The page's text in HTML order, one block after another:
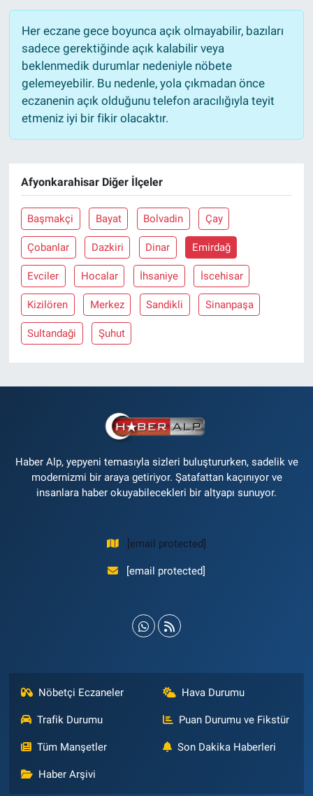
Her eczane gece boyunca açık olmayabilir, bazıları
sadece gerektiğinde açık kalabilir veya
beklenmedik durumlar nedeniyle nöbete
gelemeyebilir. Bu nedenle, yola çıkmadan önce
eczanenin açık olduğunu telefon aracılığıyla teyit
etmeniz iyi bir fikir olacaktır.
Afyonkarahisar Diğer İlçeler
Başmakçi Bayat Bolvadin Çay
Çobanlar Dazkiri Dinar Emirdağ
Evciler Hocalar İhsaniye İscehisar
Kizilören Merkez Sandikli Sinanpaşa
Sultandaği Şuhut
Haber Alp, yepyeni temasıyla sizleri buluştururken, sadelik ve
modernizmi bir araya getiriyor. Şatafattan kaçınıyor ve
insanlara haber okuyabilecekleri bir altyapı sunuyor.
[email protected]
[email protected]
Nöbetçi Eczaneler Hava Durumu
Trafik Durumu Puan Durumu ve Fikstür
Tüm Manşetler Son Dakika Haberleri
Haber Arşivi